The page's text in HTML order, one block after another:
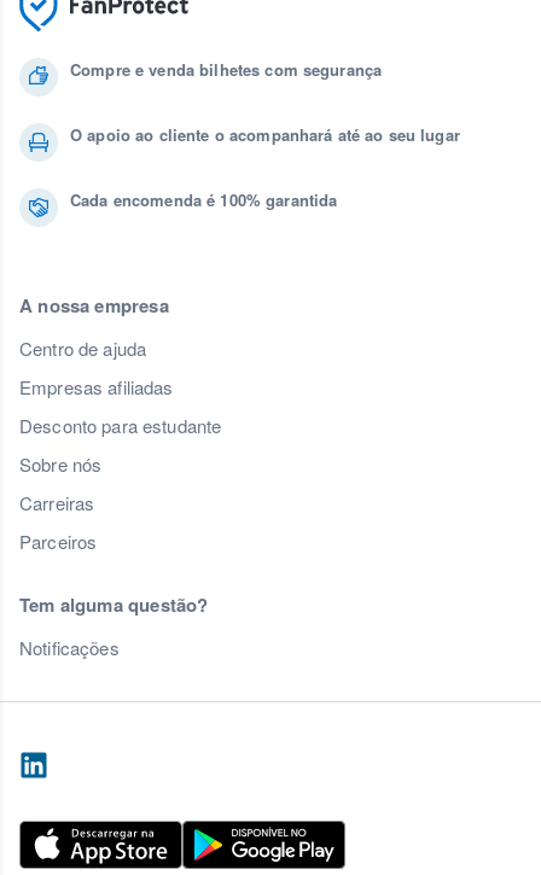
Compre e venda bilhetes com segurança
O apoio ao cliente o acompanhará até ao seu lugar
Cada encomenda é 100% garantida
A nossa empresa
Centro de ajuda
Empresas afiliadas
Desconto para estudante
Sobre nós
Carreiras
Parceiros
Tem alguma questão?
Notificações